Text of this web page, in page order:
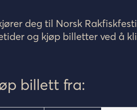
deg til Norsk
og kjøp billetter ved å
billett fra: